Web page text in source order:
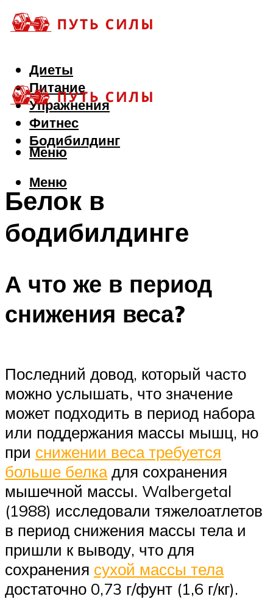
Диеты
Питание
Упражнения
Фитнес
Бодибилдинг
Меню
Меню
Белок в
бодибилдинге
А что же в период
снижения веса?
Последний довод, который часто
можно услышать, что значение
может подходить в период набора
или поддержания массы мышц, но
при снижении веса требуется
больше белкадля сохранения
мышечной массы. Walbergetal
(1988) исследовали тяжелоатлетов
в период снижения массы тела и
пришли к выводу, что для
сохранения сухой массы тела
достаточно 0,73 г/фунт (1,6 г/кг).